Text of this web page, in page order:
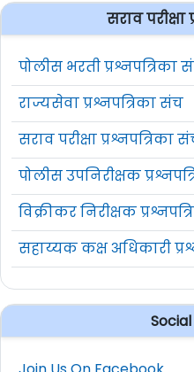
सराव परीक्षा
पोलीस भरती प्रश्नपत्रिका
राज्यसेवा प्रश्नपत्रिका संच
सराव परीक्षा प्रश्नपत्रिका
पोलीस उपनिरीक्षक
विक्रीकर निरीक्षक
सहाय्यक कक्ष अधिकारी